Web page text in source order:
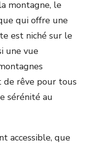
montagne, le
qui offre une
est niché sur le
une vue
de rêve pour tous
sérénité au
accessible, que